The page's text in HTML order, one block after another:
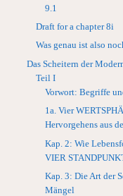
9.1
Draft for a chapter 8i
Was genau ist also
Das Scheitern der
Teil I
Vorwort: Begriffe
1a. Vier
Hervorgehens aus
Kap. 2: Wie
VIER
Kap. 3: Die Art der
Mängel